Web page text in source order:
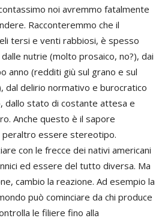
noi avremmo fatalmente
Racconteremmo che il
tersi e venti rabbiosi, è spesso
nutrie (molto prosaico, no?), dai
anno (redditi giù sul grano e sul
dal delirio normativo e burocratico
dallo stato di costante attesa e
Anche questo è il sapore
peraltro essere stereotipo.
con le frecce dei nativi americani
ed essere del tutto diversa. Ma
cambio la reazione. Ad esempio la
può cominciare da chi produce
le filiere fino alla